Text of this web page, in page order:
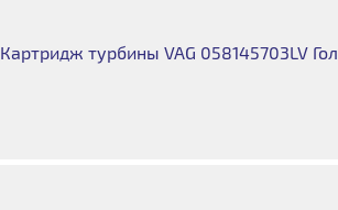
Картридж турбины VAG 058145703LV